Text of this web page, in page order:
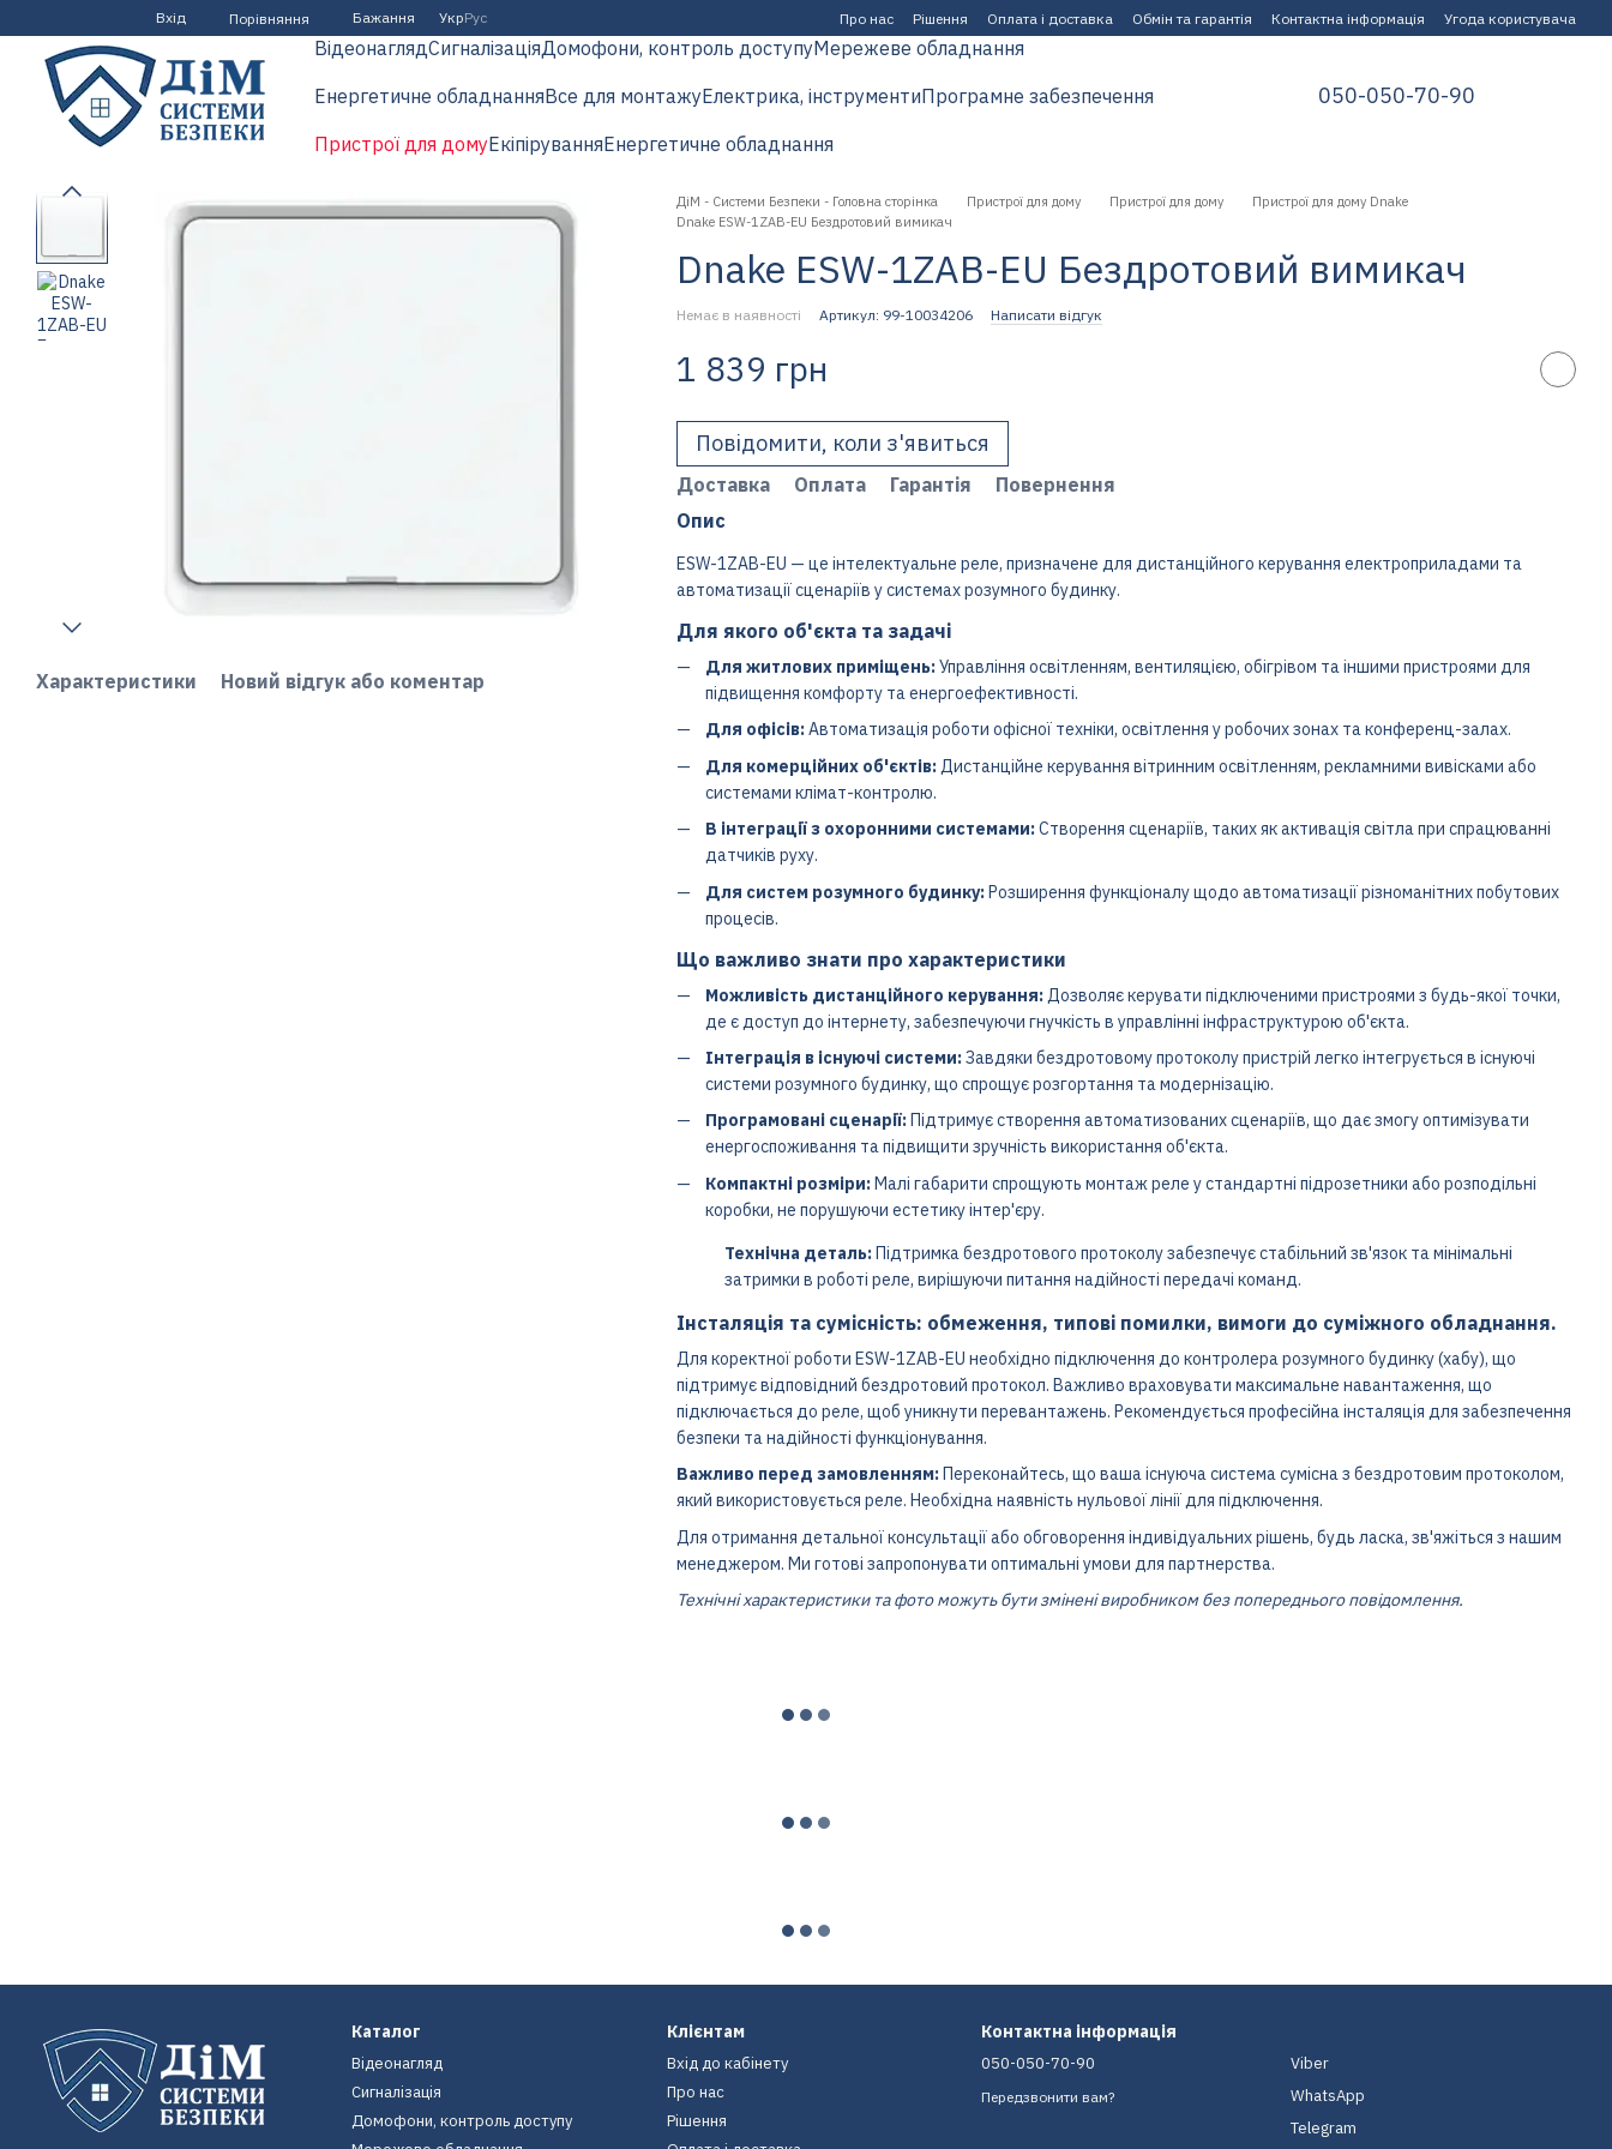
Перейти до основного контенту
Вхід Порівняння Бажання УкрРус Про нас Рішення Оплата і доставка Обмін та гарантія Контактна інформація Угода користувача
ВідеонаглядСигналізаціяДомофони, контроль доступуМережеве обладнання
Енергетичне обладнанняВсе для монтажуЕлектрика, інструментиПрограмне забезпечення
Пристрої для домуЕкіпіруванняЕнергетичне обладнання
050-050-70-90
Характеристики Новий відгук або коментар
ДіМ - Системи Безпеки - Головна сторінка Пристрої для дому Пристрої для дому
Пристрої для дому Dnake
Dnake ESW-1ZAB-EU Бездротовий вимикач
Dnake ESW-1ZAB-EU Бездротовий вимикач
Немає в наявності Артикул: 99-10034206 Написати відгук
1 839 грн
Повідомити, коли з'явиться
Доставка Оплата Гарантія
Повернення
Опис
ESW-1ZAB-EU — це інтелектуальне реле, призначене для дистанційного керування електроприладами та
автоматизації сценаріїв у системах розумного будинку.
Для якого об'єкта та задачі
Для житлових приміщень:Управління освітленням, вентиляцією, обігрівом та іншими пристроями для
підвищення комфорту та енергоефективності.
Для офісів:Автоматизація роботи офісної техніки, освітлення у робочих зонах та конференц-залах.
Для комерційних об'єктів:Дистанційне керування вітринним освітленням, рекламними вивісками або
системами клімат-контролю.
В інтеграції з охоронними системами:Створення сценаріїв, таких як активація світла при спрацюванні
датчиків руху.
Для систем розумного будинку:Розширення функціоналу щодо автоматизації різноманітних побутових
процесів.
Що важливо знати про характеристики
Можливість дистанційного керування:Дозволяє керувати підключеними пристроями з будь-якої точки,
де є доступ до інтернету, забезпечуючи гнучкість в управлінні інфраструктурою об'єкта.
Інтеграція в існуючі системи:Завдяки бездротовому протоколу пристрій легко інтегрується в існуючі
системи розумного будинку, що спрощує розгортання та модернізацію.
Програмовані сценарії:Підтримує створення автоматизованих сценаріїв, що дає змогу оптимізувати
енергоспоживання та підвищити зручність використання об'єкта.
Компактні розміри:Малі габарити спрощують монтаж реле у стандартні підрозетники або розподільні
коробки, не порушуючи естетику інтер'єру.
Технічна деталь:Підтримка бездротового протоколу забезпечує стабільний зв'язок та мінімальні
затримки в роботі реле, вирішуючи питання надійності передачі команд.
Інсталяція та сумісність: обмеження, типові помилки, вимоги до суміжного обладнання.
Для коректної роботи ESW-1ZAB-EU необхідно підключення до контролера розумного будинку (хабу), що
підтримує відповідний бездротовий протокол. Важливо враховувати максимальне навантаження, що
підключається до реле, щоб уникнути перевантажень. Рекомендується професійна інсталяція для забезпечення
безпеки та надійності функціонування.
Важливо перед замовленням:Переконайтесь, що ваша існуюча система сумісна з бездротовим протоколом,
який використовується реле. Необхідна наявність нульової лінії для підключення.
Для отримання детальної консультації або обговорення індивідуальних рішень, будь ласка, зв'яжіться з нашим
менеджером. Ми готові запропонувати оптимальні умови для партнерства.
Технічні характеристики та фото можуть бути змінені виробником без попереднього повідомлення.
Каталог
Відеонагляд
Сигналізація
Домофони, контроль доступу
Клієнтам
Вхід до кабінету
Про нас
Рішення
Контактна інформація
050-050-70-90
Передзвонити вам?
Viber
WhatsApp
Telegram